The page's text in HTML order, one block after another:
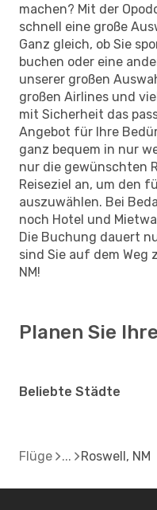
machen? Mit der
schnell eine große
Ganz gleich, ob Sie
buchen oder eine
unserer großen
großen Airlines und
mit Sicherheit das
Angebot für Ihre
ganz bequem in nur
nur die gewünschten
Reiseziel an, um den
auszuwählen. Bei
noch Hotel und
Die Buchung dauert
sind Sie auf dem Weg
NM!
Planen Sie
Beliebte Städte
Flüge Roswell, NM